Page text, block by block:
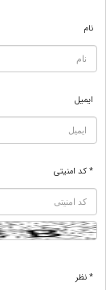
نام
ایمیل
* کد امنیتی
* نظر